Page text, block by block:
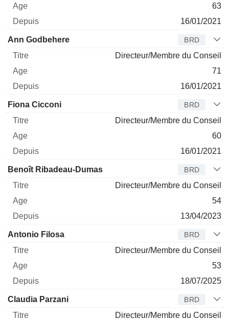
63
16/01/2021
Ann Godbehere BRD
Directeur/Membre du Conseil
71
16/01/2021
Fiona Cicconi BRD
Directeur/Membre du Conseil
60
16/01/2021
Benoît Ribadeau-Dumas BRD
Directeur/Membre du Conseil
54
13/04/2023
Antonio Filosa BRD
Directeur/Membre du Conseil
53
18/07/2025
Claudia Parzani BRD
Directeur/Membre du Conseil